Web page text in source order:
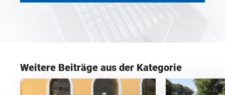
Weitere Beiträge aus der Kategorie